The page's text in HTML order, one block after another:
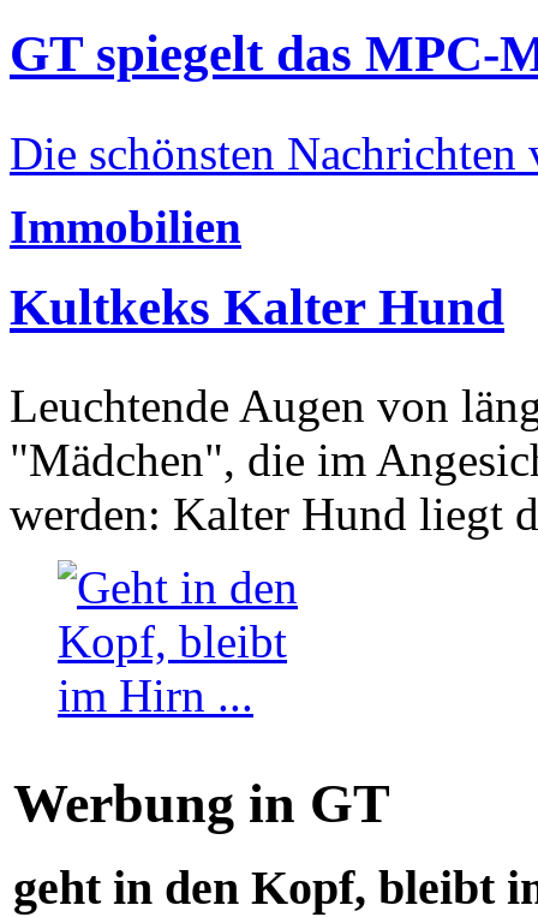
GT spiegelt das MPC-
Die schönsten Nachrichten
Immobilien
Kultkeks Kalter Hund
Leuchtende Augen von
"Mädchen", die im
werden: Kalter Hund liegt
Werbung in GT
geht in den Kopf, bleibt